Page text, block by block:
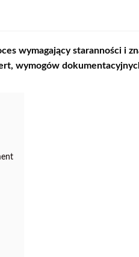
wymagający staranności i
wymogów